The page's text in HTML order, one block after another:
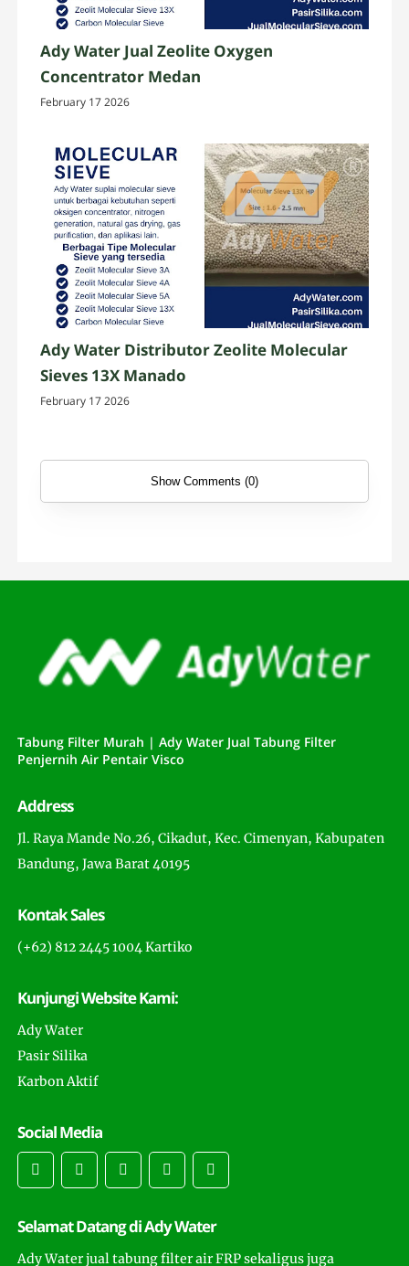
Ady Water Jual Zeolite Oxygen
Concentrator Medan
February 17 2026
Ady Water Distributor Zeolite Molecular
Sieves 13X Manado
February 17 2026
Show Comments (0)
Tabung Filter Murah | Ady Water Jual Tabung Filter
Penjernih Air Pentair Visco
Address
Jl. Raya Mande No.26, Cikadut, Kec. Cimenyan, Kabupaten
Bandung, Jawa Barat 40195
Kontak Sales
(+62) 812 2445 1004 Kartiko
Kunjungi Website Kami:
Ady Water
Pasir Silika
Karbon Aktif
Social Media
Selamat Datang di Ady Water
Ady Water jual tabung filter air FRP sekaligus juga